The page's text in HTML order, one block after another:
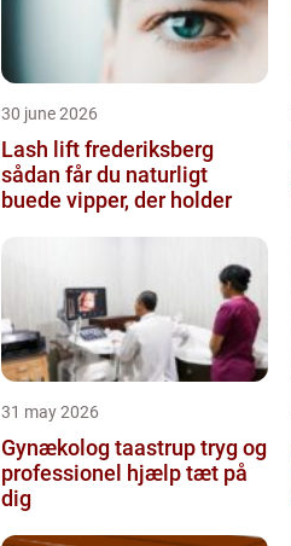
30 june 2026
Lash lift frederiksberg
sådan får du naturligt
buede vipper, der holder
31 may 2026
Gynækolog taastrup tryg og
professionel hjælp tæt på
dig